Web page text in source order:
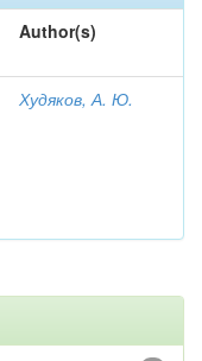
Author(s)
Худяков, А. Ю.